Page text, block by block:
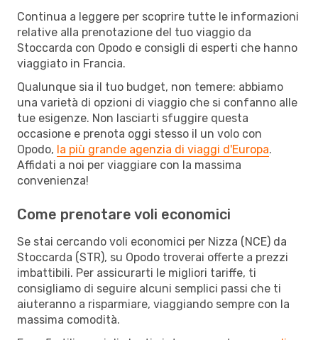
Continua a leggere per scoprire tutte le informazioni
relative alla prenotazione del tuo viaggio da
Stoccarda con Opodo e consigli di esperti che hanno
viaggiato in Francia.
Qualunque sia il tuo budget, non temere: abbiamo
una varietà di opzioni di viaggio che si confanno alle
tue esigenze. Non lasciarti sfuggire questa
occasione e prenota oggi stesso il un volo con
Opodo, la più grande agenzia di viaggi d'Europa.
Affidati a noi per viaggiare con la massima
convenienza!
Come prenotare voli economici
Se stai cercando voli economici per Nizza (NCE) da
Stoccarda (STR), su Opodo troverai offerte a prezzi
imbattibili. Per assicurarti le migliori tariffe, ti
consigliamo di seguire alcuni semplici passi che ti
aiuteranno a risparmiare, viaggiando sempre con la
massima comodità.